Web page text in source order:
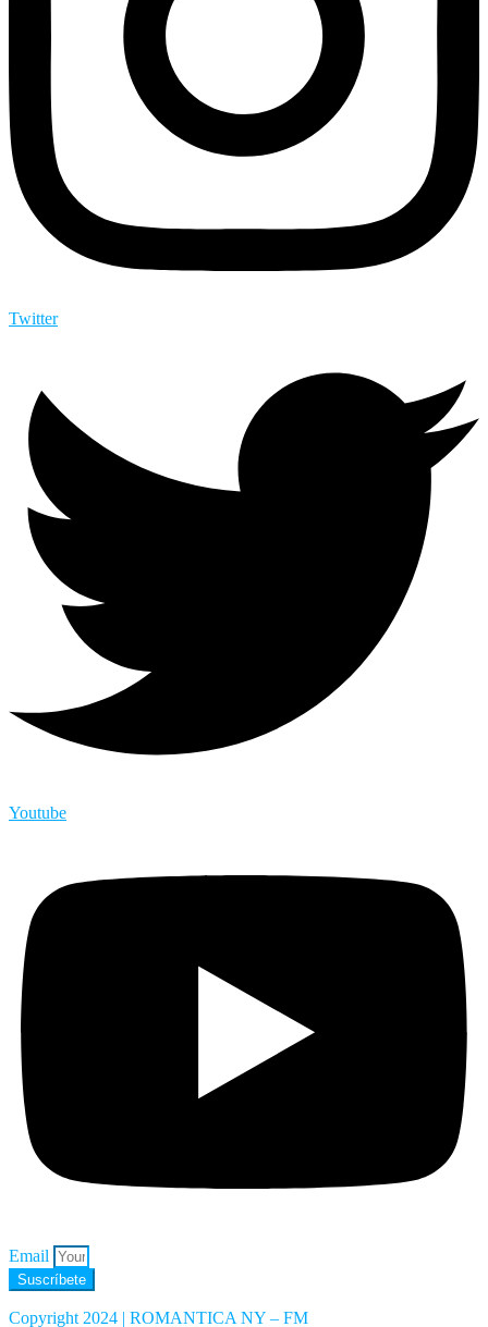
Twitter
Youtube
Email
Suscríbete
Copyright 2024 | ROMANTICA NY – FM